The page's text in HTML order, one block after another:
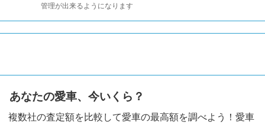
管理が出来るようになります
あなたの愛車、今いくら？
複数社の査定額を比較して愛車の最高額を調べよう！愛車